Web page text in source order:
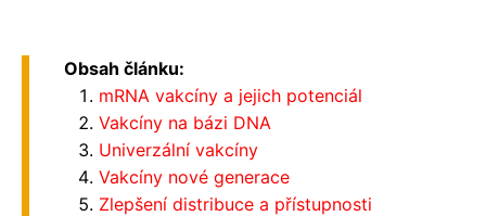
Obsah článku:
mRNA vakcíny a jejich potenciál
Vakcíny na bázi DNA
Univerzální vakcíny
Vakcíny nové generace
Zlepšení distribuce a přístupnosti